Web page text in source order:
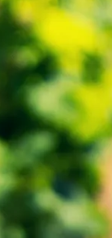
En cochant cette
de confidentialité
ENVOYER
Viticulture
NOTRE MAISON